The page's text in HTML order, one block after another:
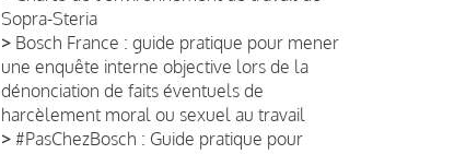
Sopra-Steria
> Bosch France : guide pratique pour mener
une enquête interne objective lors de la
dénonciation de faits éventuels de
harcèlement moral ou sexuel au travail
> #PasChezBosch : Guide pratique pour